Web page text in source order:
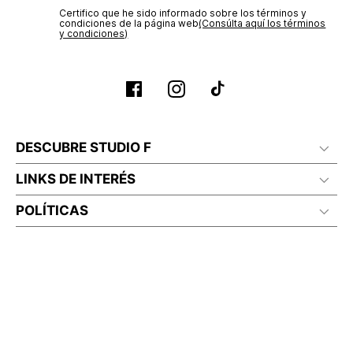
Certifico que he sido informado sobre los términos y
condiciones de la página web‎(Consúlta aquí los términos
y condiciones)
DESCUBRE STUDIO F
LINKS DE INTERÉS
POLÍTICAS